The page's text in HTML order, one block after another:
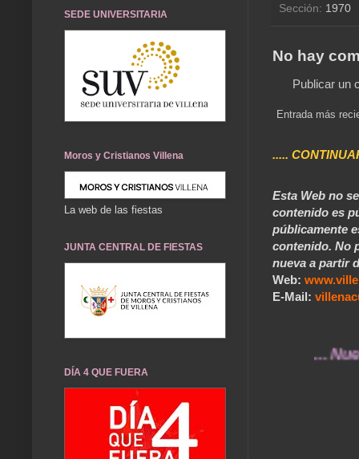
Sección: 1970
No hay
Publicar un
Entrada más
.....
Esta Web no
contenido es
públicamente
contenido. No
nueva a partir
Web:
E-Mail:
... Nuestros
SEDE UNIVERSITARIA
Moros y Cristianos Villena
La web de las fiestas
JUNTA CENTRAL DE FIESTAS
DÍA 4 QUE FUERA